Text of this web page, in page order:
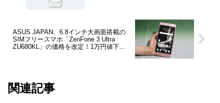
ASUS JAPAN、6.8インチ大画面搭載の
SIMフリースマホ「ZenFone 3 Ultra
ZU680KL」の価格を改定！1万円値下げ
関連記事